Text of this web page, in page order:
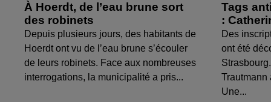
À Hoerdt, de l’eau brune sort
des robinets
Depuis plusieurs jours, des habitants de
Hoerdt ont vu de l’eau brune s’écouler
de leurs robinets. Face aux nombreuses
interrogations, la municipalité a pris...
Tags
:
Des
ont été
Trautmann
Une...